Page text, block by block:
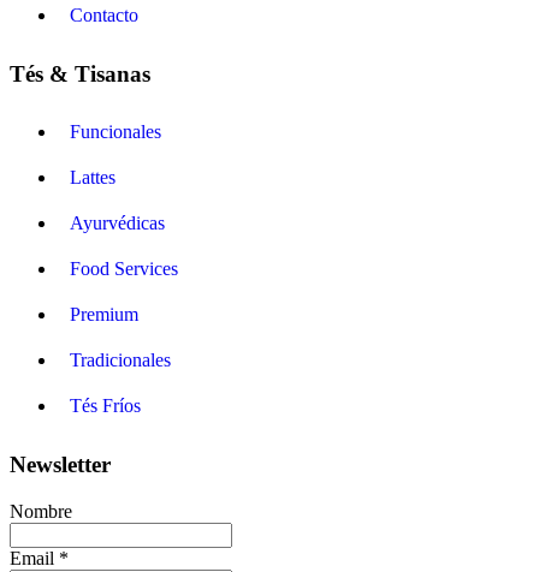
Contacto
Tés & Tisanas
Funcionales
Lattes
Ayurvédicas
Food Services
Premium
Tradicionales
Tés Fríos
Newsletter
Nombre
Email *